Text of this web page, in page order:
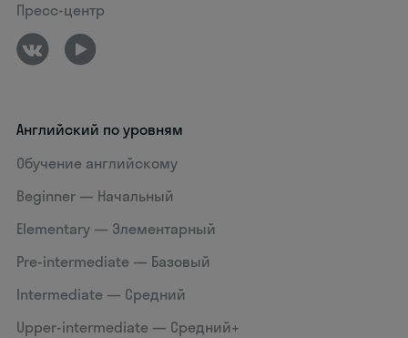
Пресс-центр
Английский по уровням
Обучение английскому
Beginner — Начальный
Elementary — Элементарный
Pre-intermediate — Базовый
Intermediate — Средний
Upper-intermediate — Средний+